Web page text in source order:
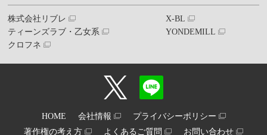
株式会社リブレ
ティーンズラブ・乙女系
クロフネ
X-BL
YONDEMILL
HOME 会社情報
プライバシーポリシー
著作権の考え方
よくあるご質問 お問い合わせ